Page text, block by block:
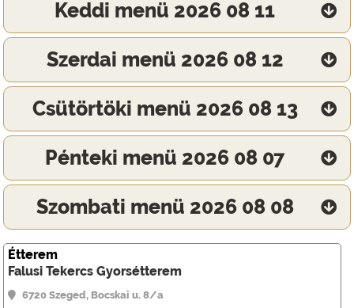
Keddi menü 2026 08 11
Szerdai menü 2026 08 12
Csütörtöki menü 2026 08 13
Pénteki menü 2026 08 07
Szombati menü 2026 08 08
Étterem
Falusi Tekercs Gyorsétterem
6720 Szeged, Bocskai u. 8/a